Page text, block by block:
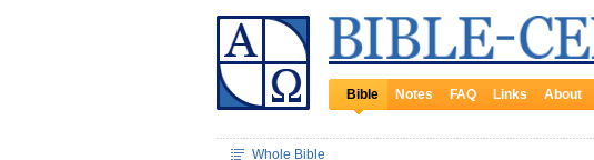
Bible Notes FAQ Links About
Whole Bible